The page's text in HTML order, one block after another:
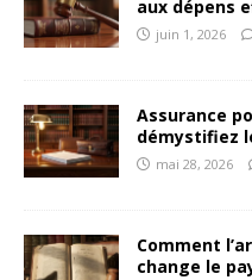
aux dépens
juin 1, 2026
Assurance
démystifiez
mai 28, 2026
Comment
change le